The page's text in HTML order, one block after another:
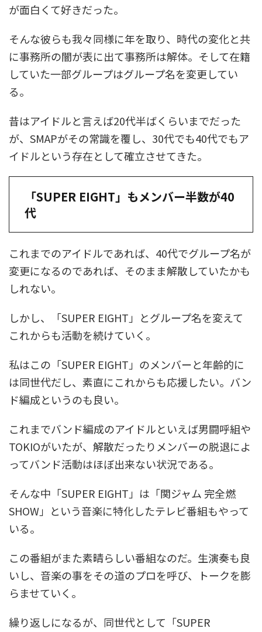
が面白くて好きだった。
そんな彼らも我々同様に年を取り、時代の変化と共
に事務所の闇が表に出て事務所は解体。そして在籍
していた一部グループはグループ名を変更してい
る。
昔はアイドルと言えば20代半ばくらいまでだった
が、SMAPがその常識を覆し、30代でも40代でもア
イドルという存在として確立させてきた。
「SUPER EIGHT」もメンバー半数が40
代
これまでのアイドルであれば、40代でグループ名が
変更になるのであれば、そのまま解散していたかも
しれない。
しかし、「SUPER EIGHT」とグループ名を変えて
これからも活動を続けていく。
私はこの「SUPER EIGHT」のメンバーと年齢的に
は同世代だし、素直にこれからも応援したい。バン
ド編成というのも良い。
これまでバンド編成のアイドルといえば男闘呼組や
TOKIOがいたが、解散だったりメンバーの脱退によ
ってバンド活動はほぼ出来ない状況である。
そんな中「SUPER EIGHT」は「関ジャム 完全燃
SHOW」という音楽に特化したテレビ番組もやって
いる。
この番組がまた素晴らしい番組なのだ。生演奏も良
いし、音楽の事をその道のプロを呼び、トークを膨
らませていく。
繰り返しになるが、同世代として「SUPER